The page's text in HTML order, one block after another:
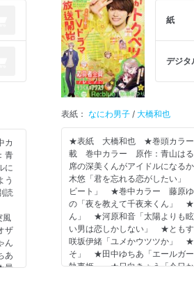
『エールガール！』の田中先生
小鞠の悩みは……？
試し読みコミックス電子版コミッ
[紅色に染めて] をねんね
別マまんがスクール銀賞受賞後
人気のセンターカラー
カラー42P
[白銀シロのしつけかた]
アリハラナオ
幼なじみのシロに、なんとか友
試し読みコミックス電子版コミ
表紙＆カラー41P
[神に恋など早すぎる]
め、たなか萌 ◇電子版特別掲
版に掲載されている記事は、電
ます。
カ
青
に
う
読
風
ザ
ん
あ
最
紙
デジタ
表紙：なにわ男子 /大橋和也
★表紙 大橋和也 ★巻頭カラ
載 巻中カラー 原作：青山は
席の深美くんがアイドルにな
木悠「君を忘れる恋がしたい
ビート」 ★巻中カラー 藤原
の「夜を教えて千夜来くん」 ★
ん」 ★河原和音「太陽よりも
い男は恋しかしない」 ★とも
咲坂伊緒「ユメかウツツか」 ★
そ」 ★田中ゆちあ「エールガ
執事姫」 ★日向きょう「今日